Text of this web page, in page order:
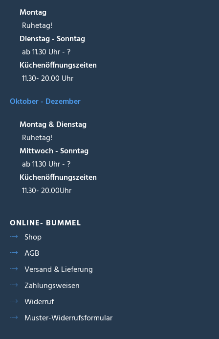
Montag
Ruhetag!
Dienstag - Sonntag
ab 11.30 Uhr - ?
Küchenöffnungszeiten
11.30- 20.00 Uhr
Oktober - Dezember
Montag & Dienstag
Ruhetag!
Mittwoch - Sonntag
ab 11.30 Uhr - ?
Küchenöffnungszeiten
11.30- 20.00Uhr
ONLINE- BUMMEL
Shop
AGB
Versand & Lieferung
Zahlungsweisen
Widerruf
Muster-Widerrufsformular